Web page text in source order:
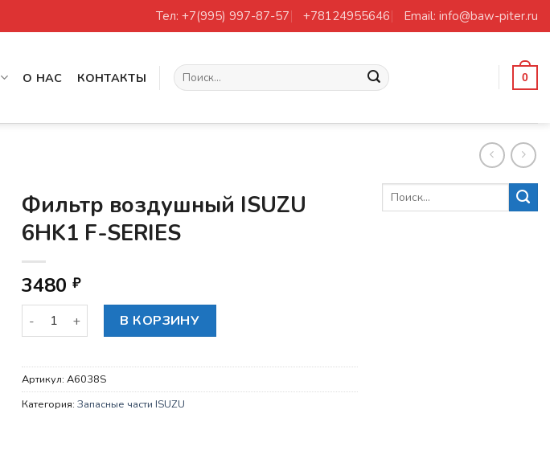
Тел: +7(995) 997-87-57 +78124955646 Email: info@baw-piter.ru
О НАС КОНТАКТЫ Искать: 0
Фильтр воздушный ISUZU
6HK1 F-SERIES
3480 ₽
Количество товара Фильтр воздушный ISUZU 6HK1 F-SERIES
В КОРЗИНУ
Артикул: A6038S
Категория: Запасные части ISUZU